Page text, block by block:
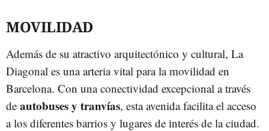
MOVILIDAD
Además de su atractivo arquitectónico y cultural, La
Diagonal es una arteria vital para la movilidad en
Barcelona. Con una conectividad excepcional a través
de autobuses y tranvías, esta avenida facilita el acceso
a los diferentes barrios y lugares de interés de la ciudad.